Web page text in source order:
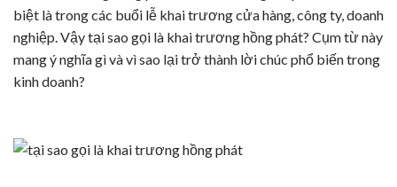
biệt là trong các buổi lễ khai trương cửa hàng, công ty, doanh
nghiệp. Vậy tại sao gọi là khai trương hồng phát? Cụm từ này
mang ý nghĩa gì và vì sao lại trở thành lời chúc phổ biến trong
kinh doanh?